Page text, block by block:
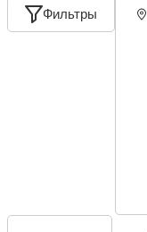
Фильтры